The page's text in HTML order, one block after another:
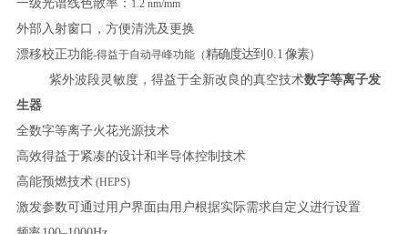
一级光谱线色散率： 1.2 nm/mm
外部入射窗口，方便清洗及更换
漂移校正功能-得益于自动寻峰功能（精确度达到 0.1 像素）
紫外波段灵敏度，得益于全新改良的真空技术数字等离子发
生器
全数字等离子火花光源技术
高效得益于紧凑的设计和半导体控制技术
高能预燃技术(HEPS)
激发参数可通过用户界面由用户根据实际需求自定义进行设置